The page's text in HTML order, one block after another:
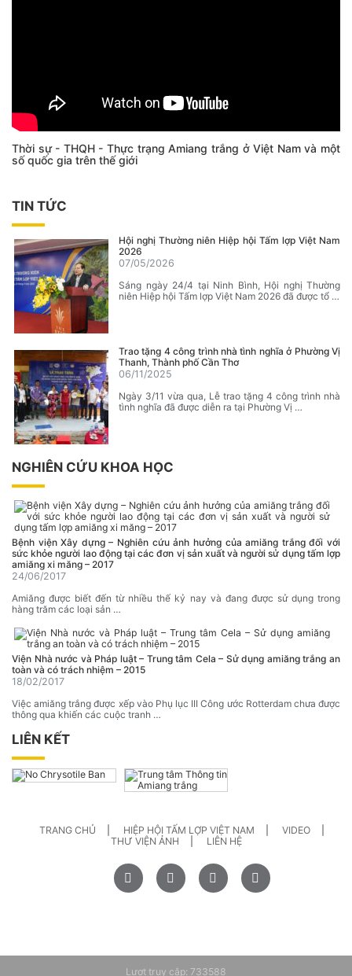
Thời sự - THQH - Thực trạng Amiang trắng ở Việt Nam và một
số quốc gia trên thế giới
TIN TỨC
Hội nghị Thường niên Hiệp hội Tấm lợp Việt Nam
2026
07/05/2026
Sáng ngày 24/4 tại Ninh Bình, Hội nghị Thường
niên Hiệp hội Tấm lợp Việt Nam 2026 đã được tổ …
Trao tặng 4 công trình nhà tình nghĩa ở Phường Vị
Thanh, Thành phố Cần Thơ
06/11/2025
Ngày 3/11 vừa qua, Lễ trao tặng 4 công trình nhà
tình nghĩa đã được diễn ra tại Phường Vị …
NGHIÊN CỨU KHOA HỌC
Bệnh viện Xây dựng – Nghiên cứu ảnh hưởng của amiăng trắng đối với
sức khỏe người lao động tại các đơn vị sản xuất và người sử dụng tấm lợp
amiăng xi măng – 2017
24/06/2017
Amiăng được biết đến từ nhiều thế kỷ nay và đang được sử dụng trong
hàng trăm các loại sản …
Viện Nhà nước và Pháp luật – Trung tâm Cela – Sử dụng amiăng trắng an
toàn và có trách nhiệm – 2015
18/02/2017
Việc amiăng trắng được xếp vào Phụ lục III Công ước Rotterdam chưa được
thông qua khiến các cuộc tranh …
LIÊN KẾT
TRANG CHỦ HIỆP HỘI TẤM LỢP VIỆT NAM
VIDEO
THƯ VIỆN ẢNH
LIÊN HỆ
Lượt truy cập: 733588